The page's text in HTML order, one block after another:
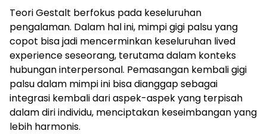
Teori Gestalt berfokus pada keseluruhan
pengalaman. Dalam hal ini, mimpi gigi palsu yang
copot bisa jadi mencerminkan keseluruhan lived
experience seseorang, terutama dalam konteks
hubungan interpersonal. Pemasangan kembali gigi
palsu dalam mimpi ini bisa dianggap sebagai
integrasi kembali dari aspek-aspek yang terpisah
dalam diri individu, menciptakan keseimbangan yang
lebih harmonis.